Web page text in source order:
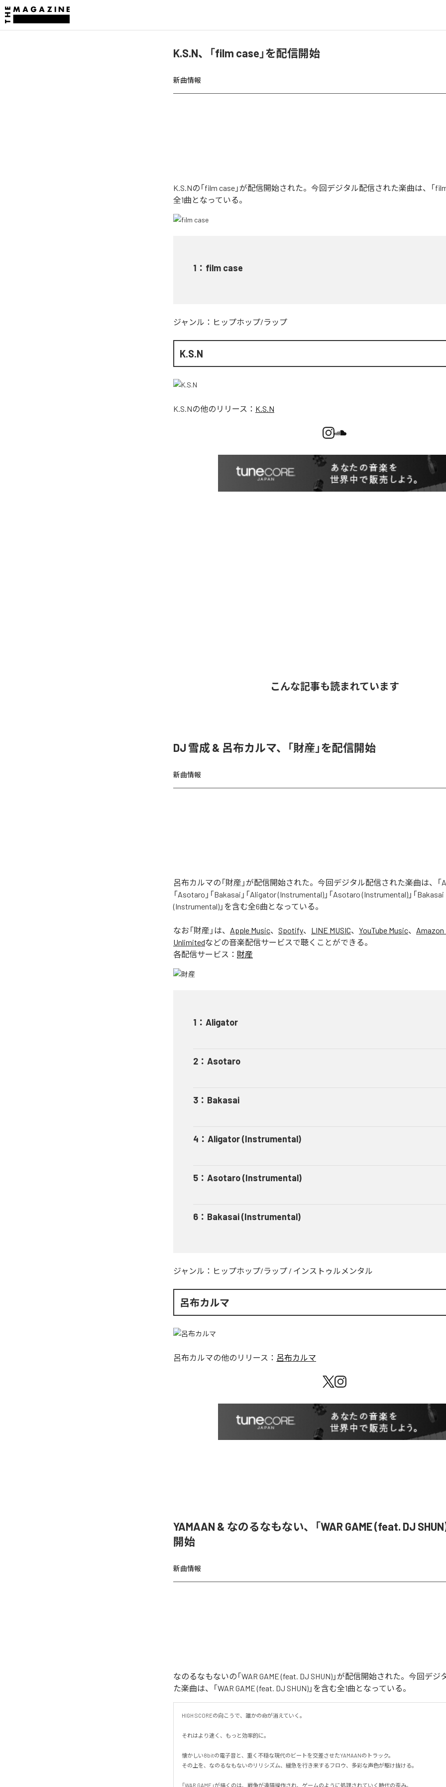
K.S.N、「film case」を配信開始
新曲情報
K.S.Nの「film case」が配信開始された。今回デジタル配信された楽曲は、「
全1曲となっている。
1 ： film case
ジャンル： ヒップホップ/ラップ
K.S.N
K.S.Nの他のリリース： K.S.N
こんな記事も読まれています
DJ 雪成 & 呂布カルマ、「財産」を配信開始
新曲情報
呂布カルマの「財産」が配信開始された。今回デジタル配信された楽曲は、「
「Asotaro」「Bakasai」「Aligator (Instrumental)」「Asotaro (Instrumental)」「Bakasai
(Instrumental)」を含む全6曲となっている。
なお「財産 」は、 Apple Music、 Spotify、 LINE MUSIC、 YouTube Music、 Amazon
Unlimitedなどの音楽配信サービスで聴くことができる。
各配信サービス： 財産
1 ： Aligator
2 ： Asotaro
3 ： Bakasai
4 ： Aligator (Instrumental)
5 ： Asotaro (Instrumental)
6 ： Bakasai (Instrumental)
ジャンル： ヒップホップ/ラップ / インストゥルメンタル
呂布カルマ
呂布カルマの他のリリース： 呂布カルマ
YAMAAN & なのるなもない、「WAR GAME (feat. DJ
開始
新曲情報
なのるなもないの「WAR GAME (feat. DJ SHUN)」が配信開始された。今回デジ
た楽曲は、「WAR GAME (feat. DJ SHUN)」を含む全1曲となっている。
HIGH SCOREの向こうで、誰かの命が消えていく。
それはより速く、もっと効率的に。
懐かしい8bitの電子音と、重く不穏な現代のビートを交差させたYAMAANのトラック。
その上を、なのるなもないのリリシズム、緩急を行き来するフロウ、多彩な声色が駆け抜ける。
「WAR GAME」が描くのは、戦争が遠隔操作され、ゲームのように処理されていく時代の歪み。